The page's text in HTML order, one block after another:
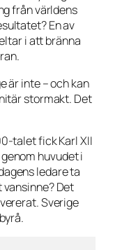
från världens
En av
i att bränna
är inte – och kan
stormakt. Det
talet fick Karl XII
huvudet i
ledare ta
Det
Sverige